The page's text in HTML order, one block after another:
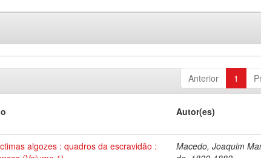
Anterior 1
Autor(es)
algozes : quadros da escravidão :
Macedo, Joaquim